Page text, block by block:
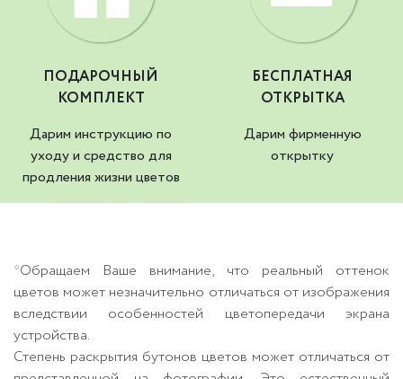
ПОДАРОЧНЫЙ
КОМПЛЕКТ
Дарим инструкцию по
уходу и средство для
продления жизни цветов
БЕСПЛАТНАЯ
ОТКРЫТКА
Дарим фирменную
открытку
*Обращаем Ваше внимание, что реальный оттенок
цветов может незначительно отличаться от изображения
вследствии особенностей цветопередачи экрана
устройства.
Степень раскрытия бутонов цветов может отличаться от